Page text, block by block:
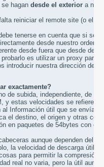
hagan desde el exterior a
reiniciar el remote site (o el
tenerse en cuenta que si se
desde nuestro
desde fuera que desde
es utilizar un proxy para
introducir nuestra dirección de
exactamente?
de subida, independiente, de
y estas velocidades se refieren
Información útil que se envía,
el destino, el origen y otras
en paquetes de 54bytes con
aunque dependen del
la velocidad de descarga útil
para permitir la
real no varia, pero la útil